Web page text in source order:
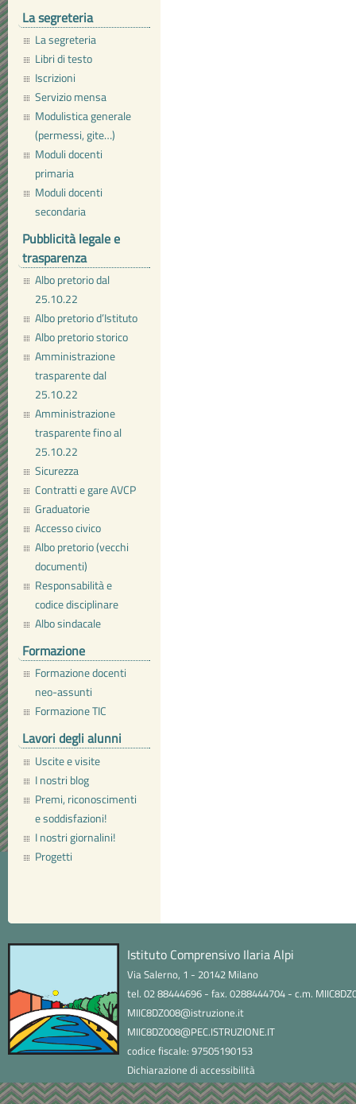
La segreteria
La segreteria
Libri di testo
Iscrizioni
Servizio mensa
Modulistica generale
(permessi, gite…)
Moduli docenti
primaria
Moduli docenti
secondaria
Pubblicità legale e
trasparenza
Albo pretorio dal
25.10.22
Albo pretorio d’Istituto
Albo pretorio storico
Amministrazione
trasparente dal
25.10.22
Amministrazione
trasparente fino al
25.10.22
Sicurezza
Contratti e gare AVCP
Graduatorie
Accesso civico
Albo pretorio (vecchi
documenti)
Responsabilità e
codice disciplinare
Albo sindacale
Formazione
Formazione docenti
neo-assunti
Formazione TIC
Lavori degli alunni
Uscite e visite
I nostri blog
Premi, riconoscimenti
e soddisfazioni!
I nostri giornalini!
Progetti
Istituto Comprensivo Ilaria Alpi
Via Salerno, 1 - 20142 Milano
tel. 02 88444696 - fax. 0288444704 - c.m.
MIIC8DZ008@istruzione.it
MIIC8DZ008@PEC.ISTRUZIONE.IT
codice fiscale: 97505190153
Dichiarazione di accessibilità